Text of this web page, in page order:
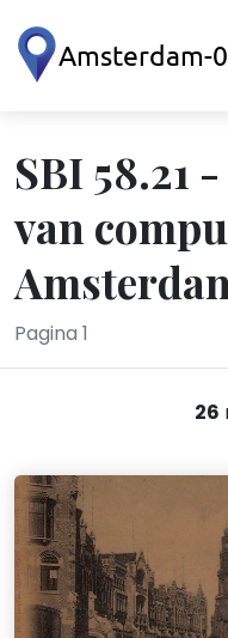
SBI 58.21
van
Pagina 1
26